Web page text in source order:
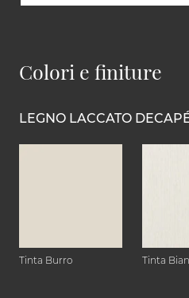
Colori e finiture
LEGNO LACCATO
Tinta Burro Tinta